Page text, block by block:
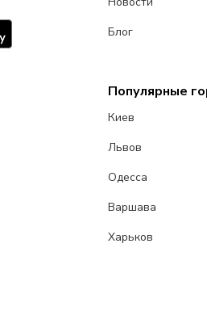
Блог
Популярные
Киев
Львов
Одесса
Варшава
Харьков